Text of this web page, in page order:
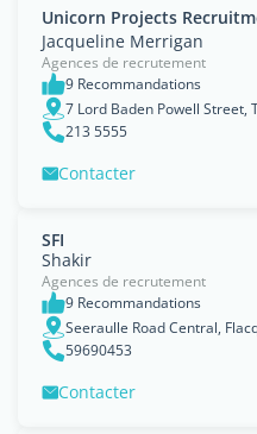
Unicorn Projects
Jacqueline Merrigan
Agences de recrutement
9 Recommandations
213 5555
Contacter
SFI
Shakir
Agences de recrutement
9 Recommandations
Seeraulle Road Central,
59690453
Contacter